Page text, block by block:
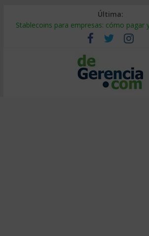
Última:
Stablecoins para empresas: cómo pagar
Despido silencioso: qué es y por qué sale
IA en selección de personal: cómo
Trabajo forzoso en la cadena de
Mercado hispano de EE. UU.: cómo